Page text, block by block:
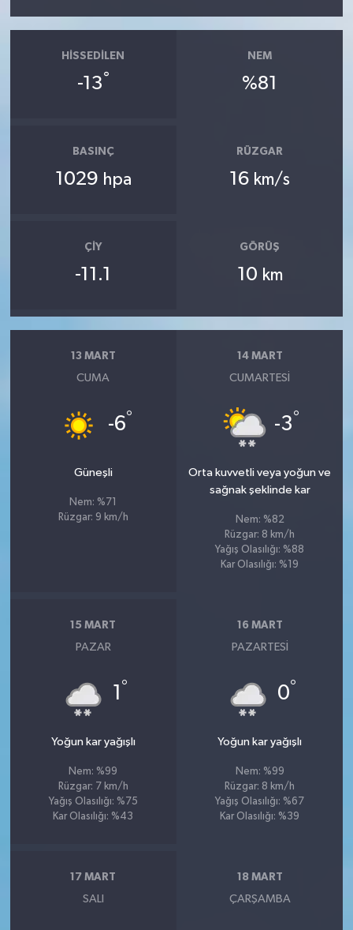
HISSEDILEN
-13°
NEM
%81
BASINÇ
1029 hpa
RÜZGAR
16 km/s
ÇIY
-11.1
GÖRÜŞ
10 km
13 MART
CUMA
-6°
Güneşli
Nem: %71
Rüzgar: 9 km/h
14 MART
CUMARTESI
-3°
Orta kuvvetli veya yoğun ve
sağnak şeklinde kar
Nem: %82
Rüzgar: 8 km/h
Yağış Olasılığı: %88
Kar Olasılığı: %19
15 MART
PAZAR
1 °
Yoğun kar yağışlı
Nem: %99
Rüzgar: 7 km/h
Yağış Olasılığı: %75
Kar Olasılığı: %43
16 MART
PAZARTESI
0°
Yoğun kar yağışlı
Nem: %99
Rüzgar: 8 km/h
Yağış Olasılığı: %67
Kar Olasılığı: %39
17 MART
SALI
18 MART
ÇARŞAMBA